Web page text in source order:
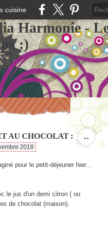
cuisine
Harmonie -
:)
…
AU CHOCOLAT :
2018
pour le petit-déjeuner hier...
le jus d'un demi citron ( ou
de chocolat (maison).